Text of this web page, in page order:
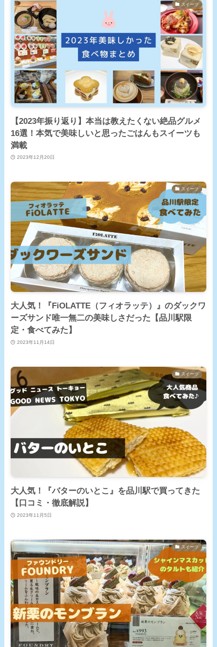
スイーツ
【2023年振り返り】本当は教えたくない絶品グルメ
16選！本気で美味しいと思ったごはんもスイーツも
満載
2023年12月20日
スイーツ
大人気！『FiOLATTE（フィオラッテ）』のダックワ
ーズサンド唯一無二の美味しさだった【品川駅限
定・食べてみた】
2023年11月14日
スイーツ
大人気！『バターのいとこ』を品川駅で買ってきた
【口コミ・徹底解説】
2023年11月5日
スイーツ